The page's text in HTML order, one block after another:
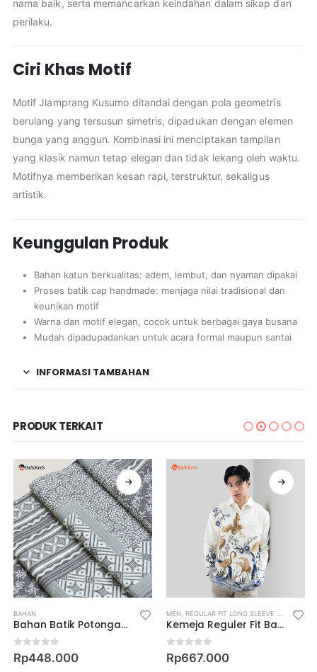
nama baik, serta memancarkan keindahan dalam sikap dan
perilaku.
Ciri Khas Motif
Motif Jlamprang Kusumo ditandai dengan pola geometris
berulang yang tersusun simetris, dipadukan dengan elemen
bunga yang anggun. Kombinasi ini menciptakan tampilan
yang klasik namun tetap elegan dan tidak lekang oleh waktu.
Motifnya memberikan kesan rapi, terstruktur, sekaligus
artistik.
Keunggulan Produk
Bahan katun berkualitas: adem, lembut, dan nyaman dipakai
Proses batik cap handmade: menjaga nilai tradisional dan
keunikan motif
Warna dan motif elegan, cocok untuk berbagai gaya busana
Mudah dipadupadankan untuk acara formal maupun santai
INFORMASI TAMBAHAN
PRODUK TERKAIT
FIT SHIRT
BAHAN
Bahan Batik Potongan Motif Keris Maneka Warna
0out of 5
Rp448.000
MEN, REGULAR FIT LONG SLEEVE SHIRT ,
Kemeja Reguler Fit Batik Lengan Panjang Motif Keris Kharisma Senjakala
0out of 5
Rp667.000